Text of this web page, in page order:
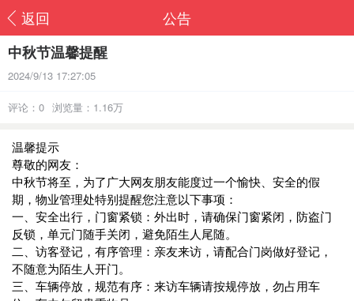
返回
公告
中秋节温馨提醒
2024/9/13 17:27:05
评论：0 浏览量：1.16万
温馨提示
尊敬的网友：
中秋节将至，为了广大网友朋友能度过一个愉快、安全的假
期，物业管理处特别提醒您注意以下事项：
一、安全出行，门窗紧锁：外出时，请确保门窗紧闭，防盗门
反锁，单元门随手关闭，避免陌生人尾随。
二、访客登记，有序管理：亲友来访，请配合门岗做好登记，
不随意为陌生人开门。
三、车辆停放，规范有序：来访车辆请按规停放，勿占用车